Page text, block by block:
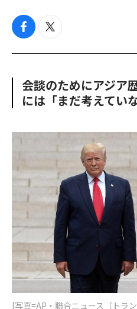
f
c
o
o
t
i
e
会談のためにアジア
には「まだ考えてい
[写真=AP・聯合ニュース（トラ